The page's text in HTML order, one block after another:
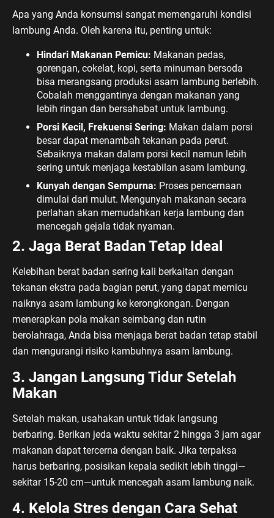
Apa yang Anda konsumsi sangat memengaruhi kondisi
lambung Anda. Oleh karena itu, penting untuk:
Hindari Makanan Pemicu: Makanan pedas,
gorengan, cokelat, kopi, serta minuman bersoda
bisa merangsang produksi asam lambung berlebih.
Cobalah menggantinya dengan makanan yang
lebih ringan dan bersahabat untuk lambung.
Porsi Kecil, Frekuensi Sering: Makan dalam porsi
besar dapat menambah tekanan pada perut.
Sebaiknya makan dalam porsi kecil namun lebih
sering untuk menjaga kestabilan asam lambung.
Kunyah dengan Sempurna: Proses pencernaan
dimulai dari mulut. Mengunyah makanan secara
perlahan akan memudahkan kerja lambung dan
mencegah gejala tidak nyaman.
2. Jaga Berat Badan Tetap Ideal
Kelebihan berat badan sering kali berkaitan dengan
tekanan ekstra pada bagian perut, yang dapat memicu
naiknya asam lambung ke kerongkongan. Dengan
menerapkan pola makan seimbang dan rutin
berolahraga, Anda bisa menjaga berat badan tetap stabil
dan mengurangi risiko kambuhnya asam lambung.
3. Jangan Langsung Tidur Setelah
Makan
Setelah makan, usahakan untuk tidak langsung
berbaring. Berikan jeda waktu sekitar 2 hingga 3 jam agar
makanan dapat tercerna dengan baik. Jika terpaksa
harus berbaring, posisikan kepala sedikit lebih tinggi—
sekitar 15-20 cm—untuk mencegah asam lambung naik.
4. Kelola Stres dengan Cara Sehat